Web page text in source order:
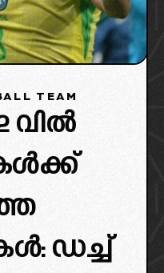
TEAM
വിൽ
ഡച്ച്